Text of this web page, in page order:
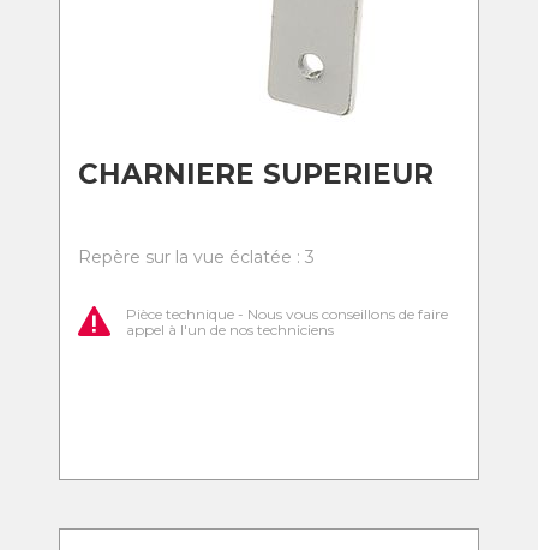
CHARNIERE SUPERIEUR
Repère sur la vue éclatée : 3
Pièce technique - Nous vous conseillons de faire
appel à l'un de nos techniciens